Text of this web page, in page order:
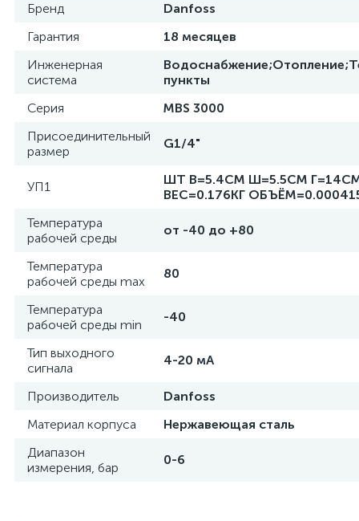
Бренд
Danfoss
Гарантия
18 месяцев
Инженерная
система
пункты
Серия
MBS 3000
Присоединительный
размер
G1/4"
УП1
ШТ В=5.4СМ Ш=5.5СМ
ВЕС=0.176КГ
Температура
рабочей среды
от -40 до +80
Температура
рабочей среды max
80
Температура
рабочей среды min
-40
Тип выходного
сигнала
4-20 мА
Производитель
Danfoss
Материал корпуса
Нержавеющая сталь
Диапазон
измерения, бар
0-6